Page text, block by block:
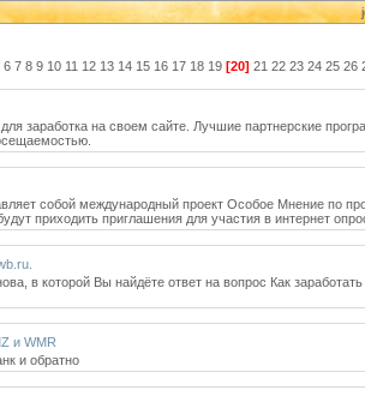
6 7 8 9 10 11 12 13 14 15 16 17 18 19 [20] 21 22 23 24 25 26
заработка на своем сайте. Лучшие партнерские
собой международный проект Особое Мнение по
приходить приглашения для участия в интернет
в которой Вы найдёте ответ на вопрос Как
и WMR
и обратно